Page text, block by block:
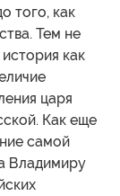
того, как
Тем не
как
царя
Как еще
самой
Владимиру